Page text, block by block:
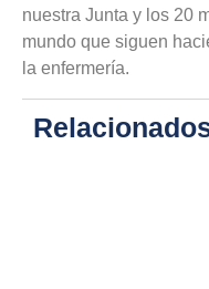
nuestra Junta y los 20
mundo que siguen
la enfermería.